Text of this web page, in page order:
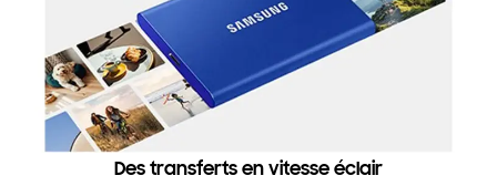
Des transferts en vitesse éclair